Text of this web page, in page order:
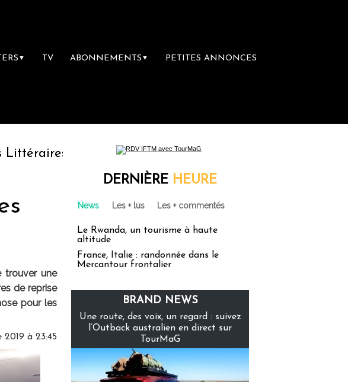
▼ TV ABONNEMENTS ▼ PETITES ANNONCES
la première librairie du voyage
trouver une
de reprise
pour les
2019 à 23:45
DERNIÈRE HEURE
News Les + lus Les + commentés
Le Rwanda, un tourisme à haute
altitude
France, Italie : randonnée dans le
Mercantour frontalier
BRAND NEWS
Une route, des voix, un regard : suivez
l’Outback australien en direct sur
TourMaG